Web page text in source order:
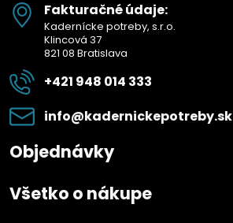
Fakturačné údaje:
Kadernícke potreby, s.r.o.
Klincová 37
821 08 Bratislava
+421 948 014 333
info​@kadernickepotreby​.sk
Objednávky
Všetko o nákupe